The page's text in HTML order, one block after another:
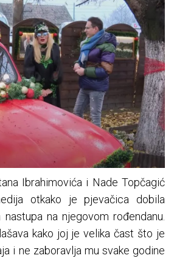
Ibrahimovića i Nade Topčagić
otkako je pjevačica dobila
na njegovom rođendanu.
kako joj je velika čast što je
i ne zaboravlja mu svake godine